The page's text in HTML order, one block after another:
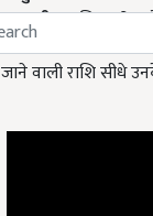
आय सीमा:जिन
बैंक खाता अनिवार्य:
जाने वाली राशि सीधे